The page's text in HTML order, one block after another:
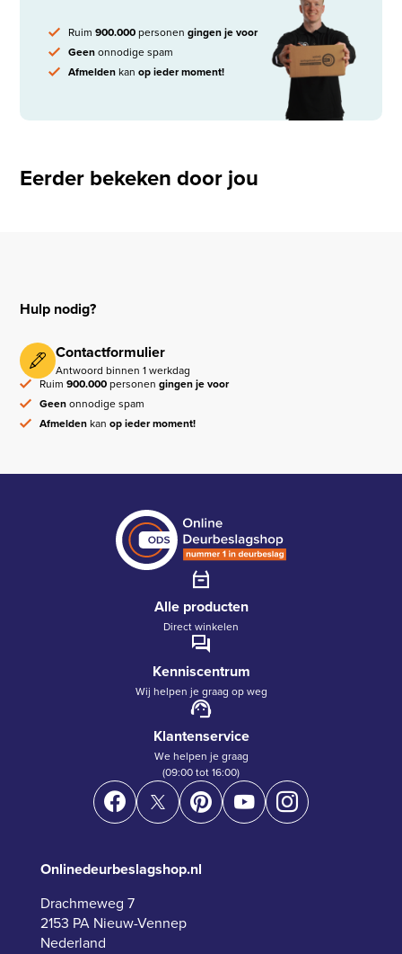
Ruim900.000personengingen je voor
Geenonnodige spam
Afmeldenkanop ieder moment!
Eerder bekeken door jou
Hulp nodig?
Contactformulier
Antwoord binnen 1 werkdag
Ruim900.000personengingen je voor
Geenonnodige spam
Afmeldenkanop ieder moment!
Alle producten
Direct winkelen
Kenniscentrum
Wij helpen je graag op weg
Klantenservice
We helpen je graag
(09:00 tot 16:00)
Onlinedeurbeslagshop.nl
Drachmeweg 7
2153 PA Nieuw-Vennep
Nederland